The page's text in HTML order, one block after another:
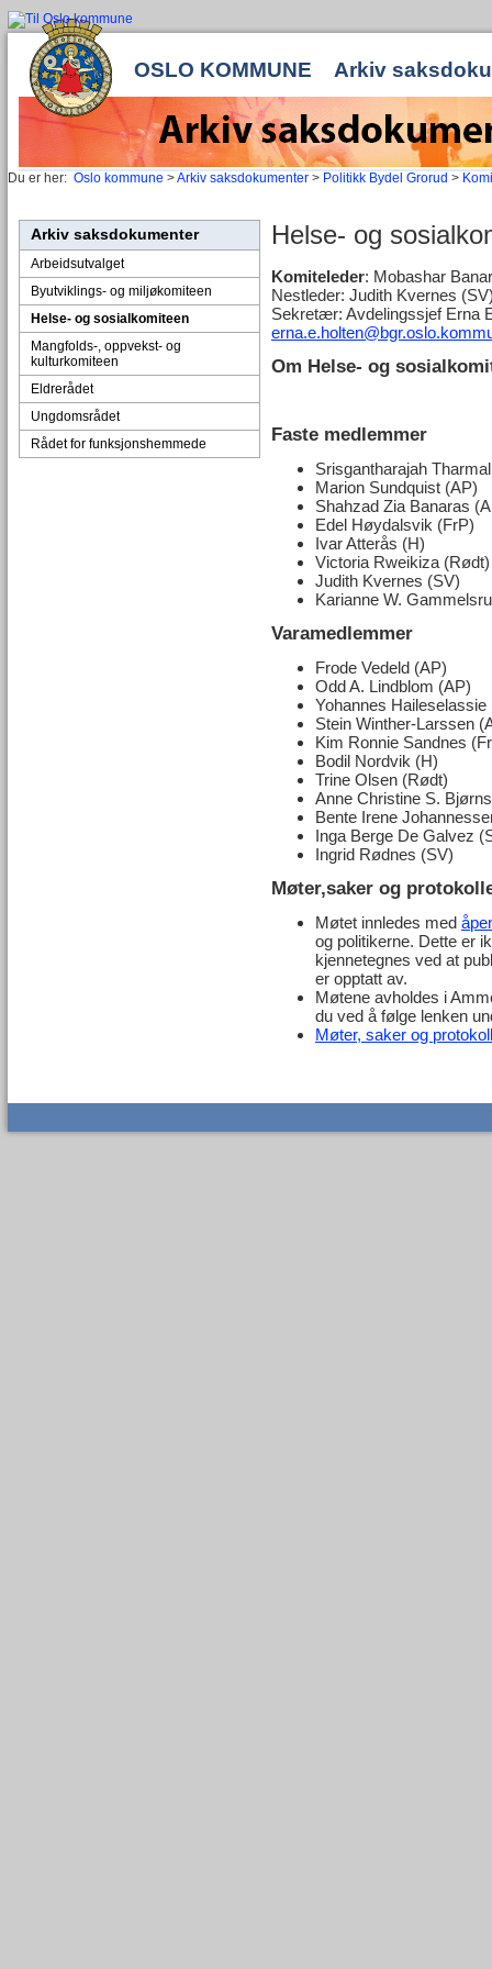
OSLO KOMMUNE Arkiv
Du er her: Oslo kommune >Arkiv saksdokumenter > Politikk Bydel Grorud >
Arkiv saksdokumenter
Arbeidsutvalget
Byutviklings- og miljøkomiteen
Helse- og sosialkomiteen
Mangfolds-, oppvekst- og
kulturkomiteen
Eldrerådet
Ungdomsrådet
Rådet for funksjonshemmede
Helse- og
Komiteleder: Mobashar
Nestleder: Judith Kvernes
Sekretær: Avdelingssjef Erna
Om Helse- og
Faste medlemmer
Srisgantharajah
Marion Sundquist (AP)
Shahzad Zia Banaras
Edel Høydalsvik (FrP)
Ivar Atterås (H)
Victoria Rweikiza (Rødt)
Judith Kvernes (SV)
Karianne W.
Varamedlemmer
Frode Vedeld (AP)
Odd A. Lindblom (AP)
Yohannes Haileselassie
Stein Winther-Larssen
Kim Ronnie Sandnes
Bodil Nordvik (H)
Trine Olsen (Rødt)
Anne Christine S.
Bente Irene
Inga Berge De Galvez
Ingrid Rødnes (SV)
Møter,saker og
Møtet innledes med
og politikerne. Dette er
kjennetegnes ved at
er opptatt av.
Møtene avholdes i
du ved å følge lenken
Møter, saker og